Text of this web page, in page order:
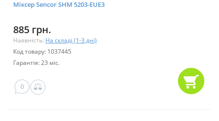
Міксер Sencor SHM 5203-EUE3
885 грн.
Наявність: На складі (1-3 дні)
Код товару: 1037445
Гарантія: 23 міс.
0